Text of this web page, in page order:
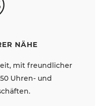
NÄHE
mit freundlicher
Uhren- und